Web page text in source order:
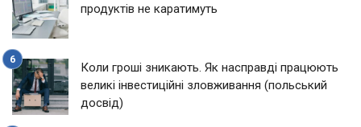
продуктів не каратимуть
Коли гроші зникають. Як насправді працюють
великі інвестиційні зловживання (польський
досвід)